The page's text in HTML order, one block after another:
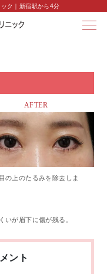
ク｜新宿駅から4分
AFTER
の上のたるみを除去しま
いが眉下に傷が残る。
ント